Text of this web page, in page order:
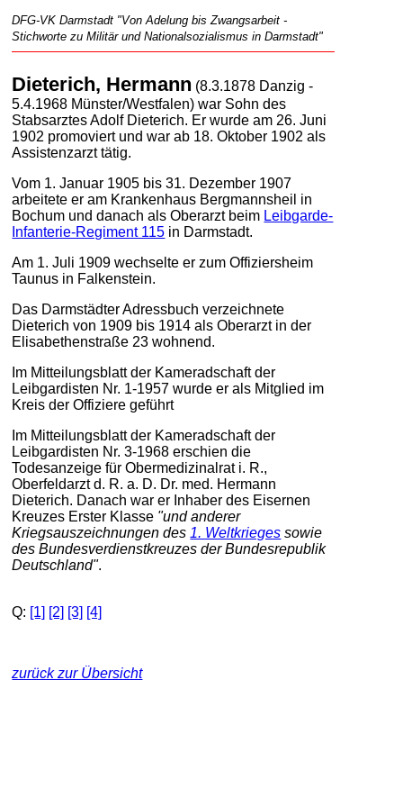
DFG-VK Darmstadt "Von Adelung bis Zwangsarbeit -
Stichworte zu Militär und Nationalsozialismus in Darmstadt"
Dieterich, Hermann (8.3.1878 Danzig -
5.4.1968 Münster/Westfalen) war Sohn des
Stabsarztes Adolf Dieterich. Er wurde am 26. Juni
1902 promoviert und war ab 18. Oktober 1902 als
Assistenzarzt tätig.
Vom 1. Januar 1905 bis 31. Dezember 1907
arbeitete er am Krankenhaus Bergmannsheil in
Bochum und danach als Oberarzt beim Leibgarde-
Infanterie-Regiment 115 in Darmstadt.
Am 1. Juli 1909 wechselte er zum Offiziersheim
Taunus in Falkenstein.
Das Darmstädter Adressbuch verzeichnete
Dieterich von 1909 bis 1914 als Oberarzt in der
Elisabethenstraße 23 wohnend.
Im Mitteilungsblatt der Kameradschaft der
Leibgardisten Nr. 1-1957 wurde er als Mitglied im
Kreis der Offiziere geführt
Im Mitteilungsblatt der Kameradschaft der
Leibgardisten Nr. 3-1968 erschien die
Todesanzeige für Obermedizinalrat i. R.,
Oberfeldarzt d. R. a. D. Dr. med. Hermann
Dieterich. Danach war er Inhaber des Eisernen
Kreuzes Erster Klasse "und anderer
Kriegsauszeichnungen des 1. Weltkrieges sowie
des Bundesverdienstkreuzes der Bundesrepublik
Deutschland".
Q: [1] [2] [3] [4]
zurück zur Übersicht